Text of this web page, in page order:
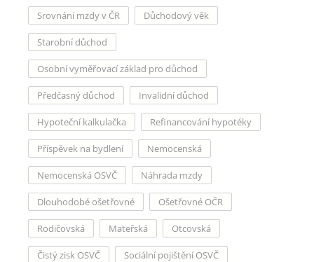
Srovnání mzdy v ČR Důchodový věk
Starobní důchod
Osobní vyměřovací základ pro důchod
Předčasný důchod Invalidní důchod
Hypoteční kalkulačka Refinancování hypotéky
Příspěvek na bydlení Nemocenská
Nemocenská OSVČ Náhrada mzdy
Dlouhodobé ošetřovné Ošetřovné OČR
Rodičovská Mateřská Otcovská
Čistý zisk OSVČ Sociální pojištění OSVČ